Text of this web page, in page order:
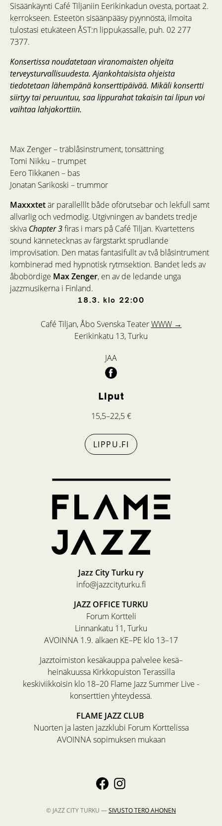
18.3. klo 22:00
Café Tiljan, Åbo Svenska TeaterWWW →
Eerikinkatu 13, Turku
JAA
Liput
15,5–22,5 €
LIPPU.FI
Sisäänkäynti Café Tiljaniin Eerikinkadun ovesta, portaat 2.
kerrokseen. Esteetön sisäänpääsy pyynnöstä, ilmoita
tulostasi etukäteen ÅST:n lippukassalle, puh. 02 277
7377.
Konsertissa noudatetaan viranomaisten ohjeita
terveysturvallisuudesta. Ajankohtaisista ohjeista
tiedotetaan lähempänä konserttipäivää. Mikäli konsertti
siirtyy tai peruuntuu, saa lippurahat takaisin tai lipun voi
vaihtaa lahjakorttiin.
Max Zenger – träblåsinstrument, tonsättning
Tomi Nikku – trumpet
Eero Tikkanen – bas
Jonatan Sarikoski – trummor
Maxxxtetär parallelllt både oförutsebar och lekfull samt
allvarlig och vedmodig. Utgivningen av bandets tredje
skiva Chapter 3firas i mars på Café Tiljan. Kvartettens
sound kännetecknas av färgstarkt sprudlande
improvisation. Den matas fantasifullt av två blåsintrument
kombinerad med hypnotisk rytmsektion. Bandet leds av
åbobördige Max Zenger, en av de ledande unga
jazzmusikerna i Finland.
Jazz City Turku ry
info@jazzcityturku.fi
JAZZ OFFICE TURKU
Forum Kortteli
Linnankatu 11, Turku
AVOINNA 1.9. alkaen KE–PE klo 13–17
Jazztoimiston kesäkauppa palvelee kesä–
heinäkuussa Kirkkopuiston Terassilla
keskiviikkoisin klo 18–20 Flame Jazz Summer Live -
konserttien yhteydessä.
FLAME JAZZ CLUB
Nuorten ja lasten jazzklubi Forum Korttelissa
AVOINNA sopimuksen mukaan
© JAZZ CITY TURKU —SIVUSTOTERO AHONEN